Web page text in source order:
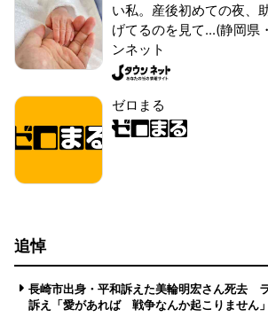
い私。産後初めての夜、
げてるのを見て...(静岡県
ンネット
ゼロまる
追悼
長崎市出身・平和訴えた美輪明宏さん死去
訴え「愛があれば 戦争なんか起こりません」